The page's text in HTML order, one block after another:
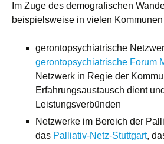
Im Zuge des demografischen
beispielsweise in vielen Kommunen
gerontopsychiatrische
gerontopsychiatrische Forum
Netzwerk in Regie der
Erfahrungsaustausch dient
Leistungsverbünden
Netzwerke im Bereich der
das Palliativ-Netz-Stuttgart,